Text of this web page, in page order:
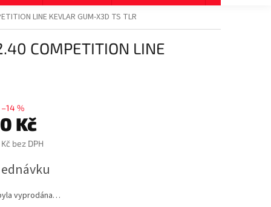
LINE KEVLAR GUM-X3D TS TLR
COMPETITION LINE
–14 %
Kč
bez DPH
vyprodána…